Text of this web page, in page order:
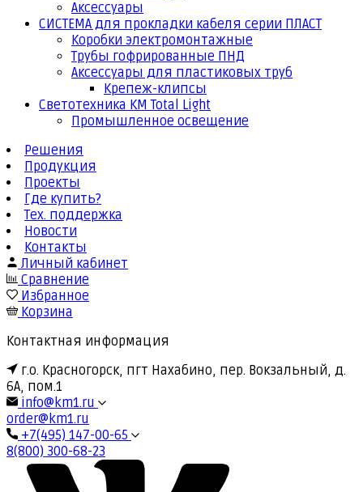
Аксессуары
СИСТЕМА для прокладки кабеля серии ПЛАСТ
Коробки электромонтажные
Трубы гофрированные ПНД
Аксессуары для пластиковых труб
Крепеж-клипсы
Светотехника КМ Total Light
Промышленное освещение
Решения
Продукция
Проекты
Где купить?
Тех. поддержка
Новости
Контакты
Личный кабинет
Сравнение
Избранное
Корзина
Контактная информация
г.о. Красногорск, пгт Нахабино, пер. Вокзальный, д.
6А, пом.1
info@km1.ru
order@km1.ru
+7(495) 147-00-65
8(800) 300-68-23